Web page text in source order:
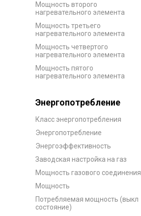
Мощность второго
нагревательного элемента
Мощность третьего
нагревательного элемента
Мощность четвертого
нагревательного элемента
Мощность пятого
нагревательного элемента
Энергопотребление
Класс энергопотребления
Энергопотребление
Энергоэффективность
Заводская настройка на газ
Мощность газового соединения
Мощность
Потребляемая мощность (выкл
состояние)